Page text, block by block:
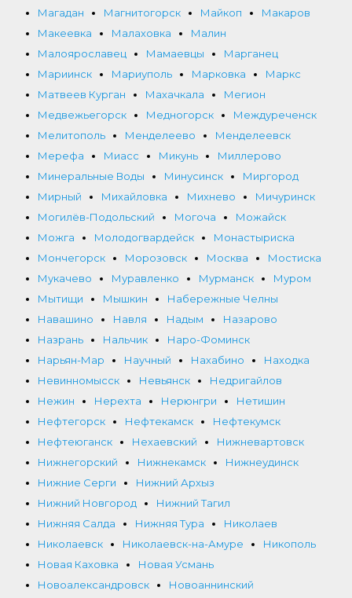
Магадан
Магнитогорск Майкоп
Макаров
Макеевка
Малаховка
Малин
Малоярославец
Мамаевцы
Марганец
Мариинск
Мариуполь Марковка
Маркс
Матвеев Курган
Махачкала
Мегион
Медвежьегорск
Медногорск
Междуреченск
Мелитополь
Менделеево
Менделеевск
Мерефа
Миасс Микунь
Миллерово
Минеральные Воды
Минусинск
Миргород
Мирный
Михайловка Михнево
Мичуринск
Могилёв-Подольский
Могоча
Можайск
Можга
Молодогвардейск
Монастыриска
Мончегорск
Морозовск Москва
Мостиска
Мукачево
Муравленко Мурманск
Муром
Мытищи
Мышкин
Набережные Челны
Навашино
Навля Надым
Назарово
Назрань
Нальчик
Наро-Фоминск
Нарьян-Мар
Научный Нахабино
Находка
Невинномысск
Невьянск
Недригайлов
Нежин
Нерехта Нерюнгри
Нетишин
Нефтегорск
Нефтекамск
Нефтекумск
Нефтеюганск
Нехаевский
Нижневартовск
Нижнегорский
Нижнекамск
Нижнеудинск
Нижние Серги
Нижний Архыз
Нижний Новгород
Нижний Тагил
Нижняя Салда
Нижняя Тура
Николаев
Николаевск
Николаевск-на-Амуре
Никополь
Новая Каховка
Новая Усмань
Новоалександровск
Новоаннинский